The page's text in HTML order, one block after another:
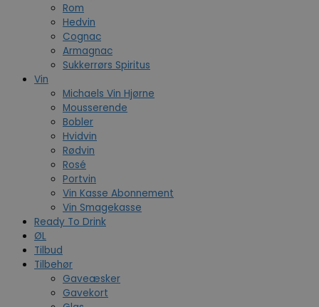
Rom
Hedvin
Cognac
Armagnac
Sukkerrørs Spiritus
Vin
Michaels Vin Hjørne
Mousserende
Bobler
Hvidvin
Rødvin
Rosé
Portvin
Vin Kasse Abonnement
Vin Smagekasse
Ready To Drink
ØL
Tilbud
Tilbehør
Gaveæsker
Gavekort